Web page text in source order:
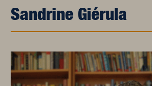
Sandrine Giérula